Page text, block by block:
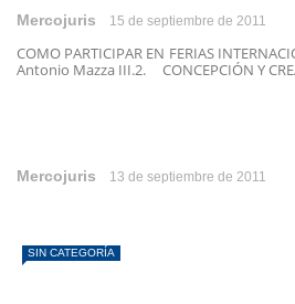
Mercojuris 15 de septiembre de 2011
COMO PARTICIPAR EN FERIAS
Antonio Mazza III.2. CONCEPCIÓN Y
Mercojuris 13 de septiembre de 2011
SIN CATEGORÍA